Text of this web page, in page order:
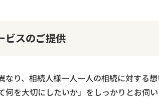
ビスのご提供
なり、相続人様一人一人の相続に対する
何を大切にしたいか」をしっかりとお伺